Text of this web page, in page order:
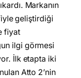
Markanın
geliştirdiği
fiyat
ilgi görmesi
İlk etapta iki
Atto 2’nin